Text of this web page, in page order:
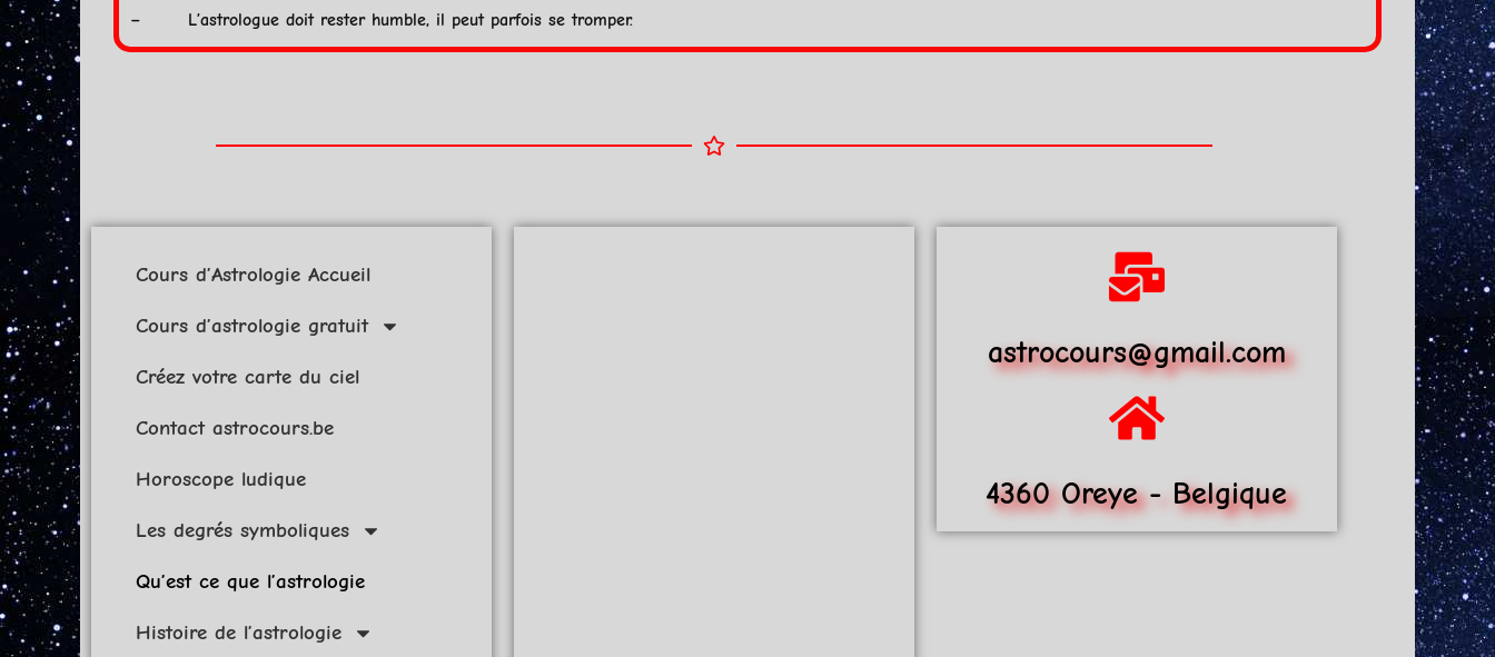
– L’astrologue doit rester humble, il peut parfois se tromper.
Cours d’Astrologie Accueil
Cours d’astrologie gratuit
Créez votre carte du ciel
Contact astrocours.be
Horoscope ludique
Les degrés symboliques
Qu’est ce que l’astrologie
Histoire de l’astrologie
astrocours@gmail.com
4360 Oreye - Belgique